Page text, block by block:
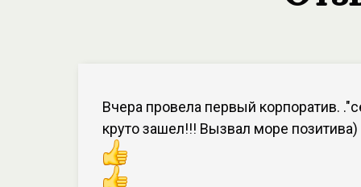
Вчера провела первый корпоратив.
круто зашел!!! Вызвал море позитива)